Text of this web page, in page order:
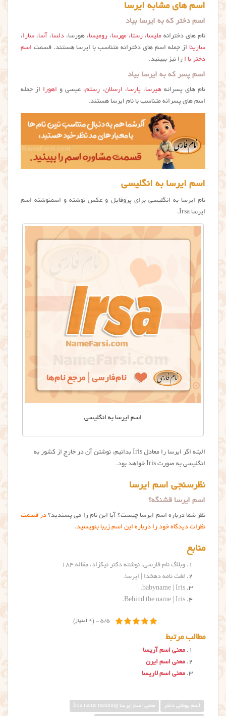
اسم های مشابه ایرسا
اسم دختر که به ایرسا بیاد
نام های دخترانه ملیسا، رستا، مهرسا، رومیسا، هورسا، دلسا، آسا، سارا،
سارینا از جمله اسم های دخترانه متناسب با ایرسا هستند. قسمت اسم
دختر با ا را نیز ببینید.
اسم پسر که به ایرسا بیاد
نام های پسرانه هیرسا، پارسا، ارسلان، رستم، عیسی و اهورا از جمله
اسم های پسرانه متناسب با نام ایرسا هستند.
اسم ایرسا به انگلیسی
نام ایرسا به انگلیسی برای پروفایل و عکس نوشته و اسمنوشته اسم
ایرسا Irsa.
اسم ایرسا به انگلیسی
البته اگر ایرسا را معادل Iris بدانیم، نوشتن آن در خارج از کشور به
انگلیسی به صورت Iris خواهد بود.
نظرسنجی اسم ایرسا
اسم ایرسا قشنگه؟
نظر شما درباره اسم ایرسا چیست؟ آیا این نام را می پسندید؟ در قسمت
نظرات دیدگاه خود را درباره این اسم زیبا بنویسید.
منابع
وبلاگ نام فارسی، نوشته دکتر نیکزاد، مقاله ۱۸۴
لغت نامه دهخدا | ایرسا.
babyname | Iris.
Behind the name | Iris
.
5/5 - (9 امتیاز)
مطالب مرتبط
معنی اسم آریسا
معنی اسم ایرن
معنی اسم لاریسا
اسم یونانی دختر معني اسم ايرسا Irsa name meaning